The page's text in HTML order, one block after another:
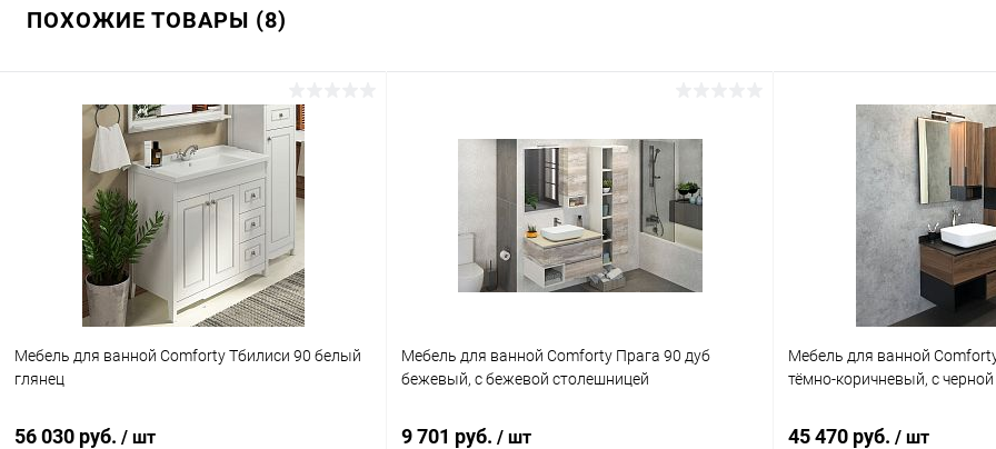
ПОХОЖИЕ ТОВАРЫ (8)
Мебель для ванной Comforty Тбилиси 90 белый
глянец
56 030 руб. / шт
Мебель для ванной Comforty Прага 90 дуб
бежевый, с бежевой столешницей
9 701 руб. / шт
Мебель для ванной
тёмно-коричневый, с
45 470 руб. / шт